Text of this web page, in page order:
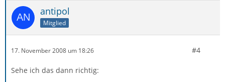
antipol
Mitglied
17. November 2008 um 18:26 #4
Sehe ich das dann richtig: